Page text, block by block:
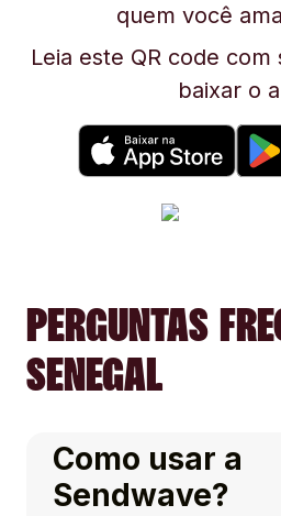
quem você
Leia este QR code
baixar o
PERGUNTAS
SENEGAL
Como usar a
Sendwave?